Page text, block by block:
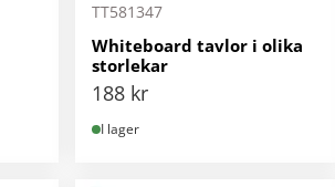
TT581347
Whiteboard tavlor i olika
storlekar
188 kr
I lager